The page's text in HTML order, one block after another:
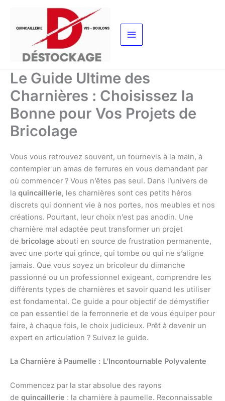
contenu
Le Guide Ultime des
Charnières : Choisissez la
Bonne pour Vos Projets de
Bricolage
Vous vous retrouvez souvent, un tournevis à la main, à
contempler un amas de ferrures en vous demandant par
où commencer ? Vous n’êtes pas seul. Dans l’univers de
la quincaillerie, les charnières sont ces petits héros
discrets qui donnent vie à nos portes, nos meubles et nos
créations. Pourtant, leur choix n’est pas anodin. Une
charnière mal adaptée peut transformer un projet
de bricolage abouti en source de frustration permanente,
avec une porte qui grince, qui tombe ou qui ne s’aligne
jamais. Que vous soyez un bricoleur du dimanche
passionné ou un professionnel exigeant, comprendre les
différents types de charnières et savoir quand les utiliser
est fondamental. Ce guide a pour objectif de démystifier
ce pan essentiel de la ferronnerie et de vous équiper pour
faire, à chaque fois, le choix judicieux. Prêt à devenir un
expert en articulation ? Suivez le guide.
La Charnière à Paumelle : L’Incontournable Polyvalente
Commencez par la star absolue des rayons
de quincaillerie : la charnière à paumelle. Reconnaissable